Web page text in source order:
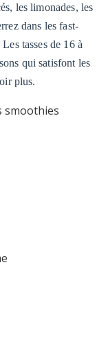
les limonades, les
dans les fast-
tasses de 16 à
qui satisfont les
plus.
smoothies